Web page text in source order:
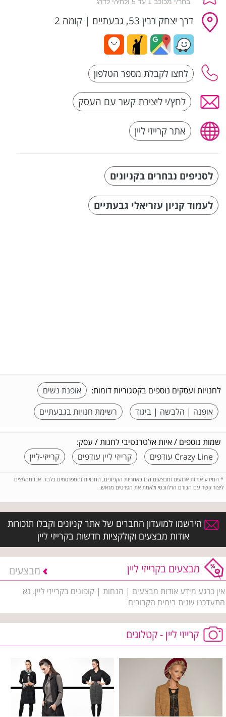
דרך יצחק רבין 53, גבעתיים | קומה 2
לחץ/י ליצירת קשר עם העסק
אתר קרייזי ליין
לסניפים נבחרים בקניונים
לעמוד קניון עזריאלי גבעתיים
לחנויות ועסקים נוספים בקטגוריות דומות:
אופנת נשים
אופנה | הלבשה | ביגוד
רשימת חנויות בגבעתיים
שמות נוספים / איות אלטרנטיבי לחנות / עסק:
Crazy Line עודפים
קרייזי ליין עודפים קרייזי-ליין
* המידע אודות ארועים ומבצעים הנו באחריות הקניונים, החנויות והמפרסמים בלבד. אנו ממליצים
ליצור קשר עם הגורם הרלוונטי ולאמת את הפרטים מראש.
הירשמו למועדון החברים של אתר קניונים וקבלו תזכורות
אודות מבצעים וקולקציות חדשות בקרייזי ליין
מבצעים בקרייזי ליין מבצעים
אין כרגע מידע אודות מבצעים | הנחות | קופונים בקרייזי ליין. נא
התעדכנו שנית בימים הקרובים
קרייזי ליין - קטלוגים